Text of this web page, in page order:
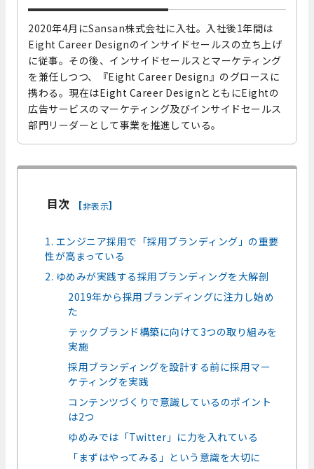
2020年4月にSansan株式会社に入社。入社後1年間は
Eight Career Designのインサイドセールスの立ち上げ
に従事。その後、インサイドセールスとマーケティング
を兼任しつつ、『Eight Career Design』のグロースに
携わる。現在はEight Career DesignとともにEightの
広告サービスのマーケティング及びインサイドセールス
部門リーダーとして事業を推進している。
目次 [非表示]
1. エンジニア採用で「採用ブランディング」の重要
性が高まっている
2. ゆめみが実践する採用ブランディングを大解剖
2019年から採用ブランディングに注力し始め
た
テックブランド構築に向けて3つの取り組みを
実施
採用ブランディングを設計する前に採用マー
ケティングを実践
コンテンツづくりで意識しているのポイント
は2つ
ゆめみでは「Twitter」に力を入れている
「まずはやってみる」という意識を大切に